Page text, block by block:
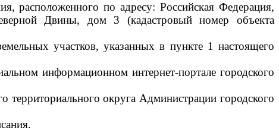
расположенного по адресу: Российская Федерация,
Двины, дом 3 (кадастровый номер объекта
участков, указанных в пункте 1 настоящего
информационном интернет-портале городского
территориального округа Администрации городского